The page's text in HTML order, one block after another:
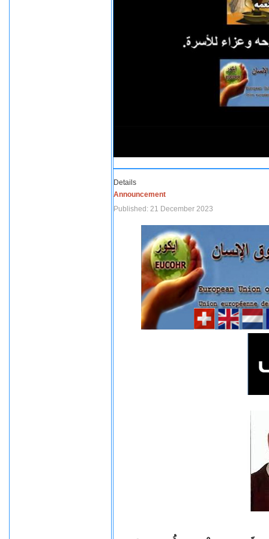
Details
Announcement
Published: 21 December 2023